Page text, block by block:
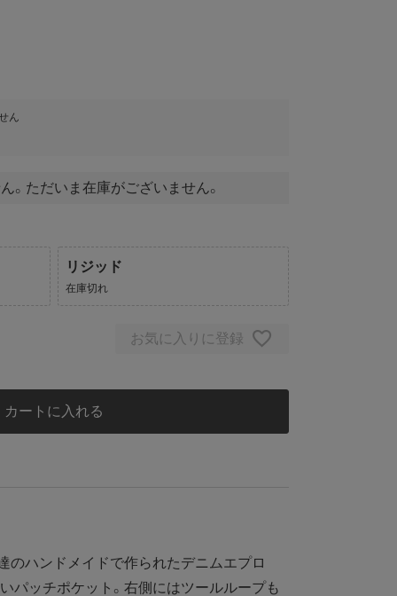
ん
。ただいま在庫がございません。
リジッド
在庫切れ
お気に入りに登録
カートに入れる
のハンドメイドで作られたデニムエプロ
パッチポケット。右側にはツールループも